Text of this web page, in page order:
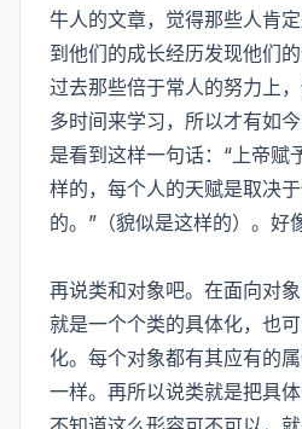
牛人的文章，觉得那些人肯
到他们的成长经历发现他们
过去那些倍于常人的努力上
多时间来学习，所以才有如
是看到这样一句话：“上帝赋
样的，每个人的天赋是取决
的。”（貌似是这样的）。好
再说类和对象吧。在面向对
就是一个个类的具体化，也
化。每个对象都有其应有的
一样。再所以说类就是把具